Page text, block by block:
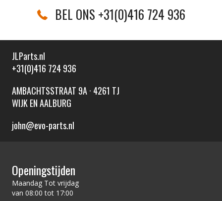
BEL ONS +31(0)416 724 936
JLParts.nl
+31(0)416 724 936
AMBACHTSSTRAAT 9A · 4261 TJ
WIJK EN AALBURG
john@evo-parts.nl
Openingstijden
Maandag Tot vrijdag
van 08:00 tot 17:00